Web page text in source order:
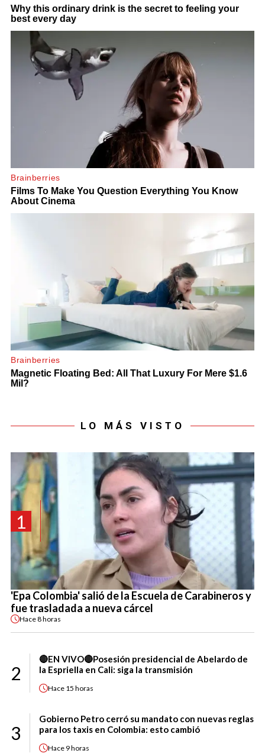
LO MÁS VISTO
1
'Epa Colombia' salió de la Escuela de Carabineros y
fue trasladada a nueva cárcel
Hace8 horas
2
🔴EN VIVO🔴Posesión presidencial de Abelardo de
la Espriella en Cali: siga la transmisión
Hace 15 horas
3
Gobierno Petro cerró su mandato con nuevas reglas
para los taxis en Colombia: esto cambió
Hace 9 horas